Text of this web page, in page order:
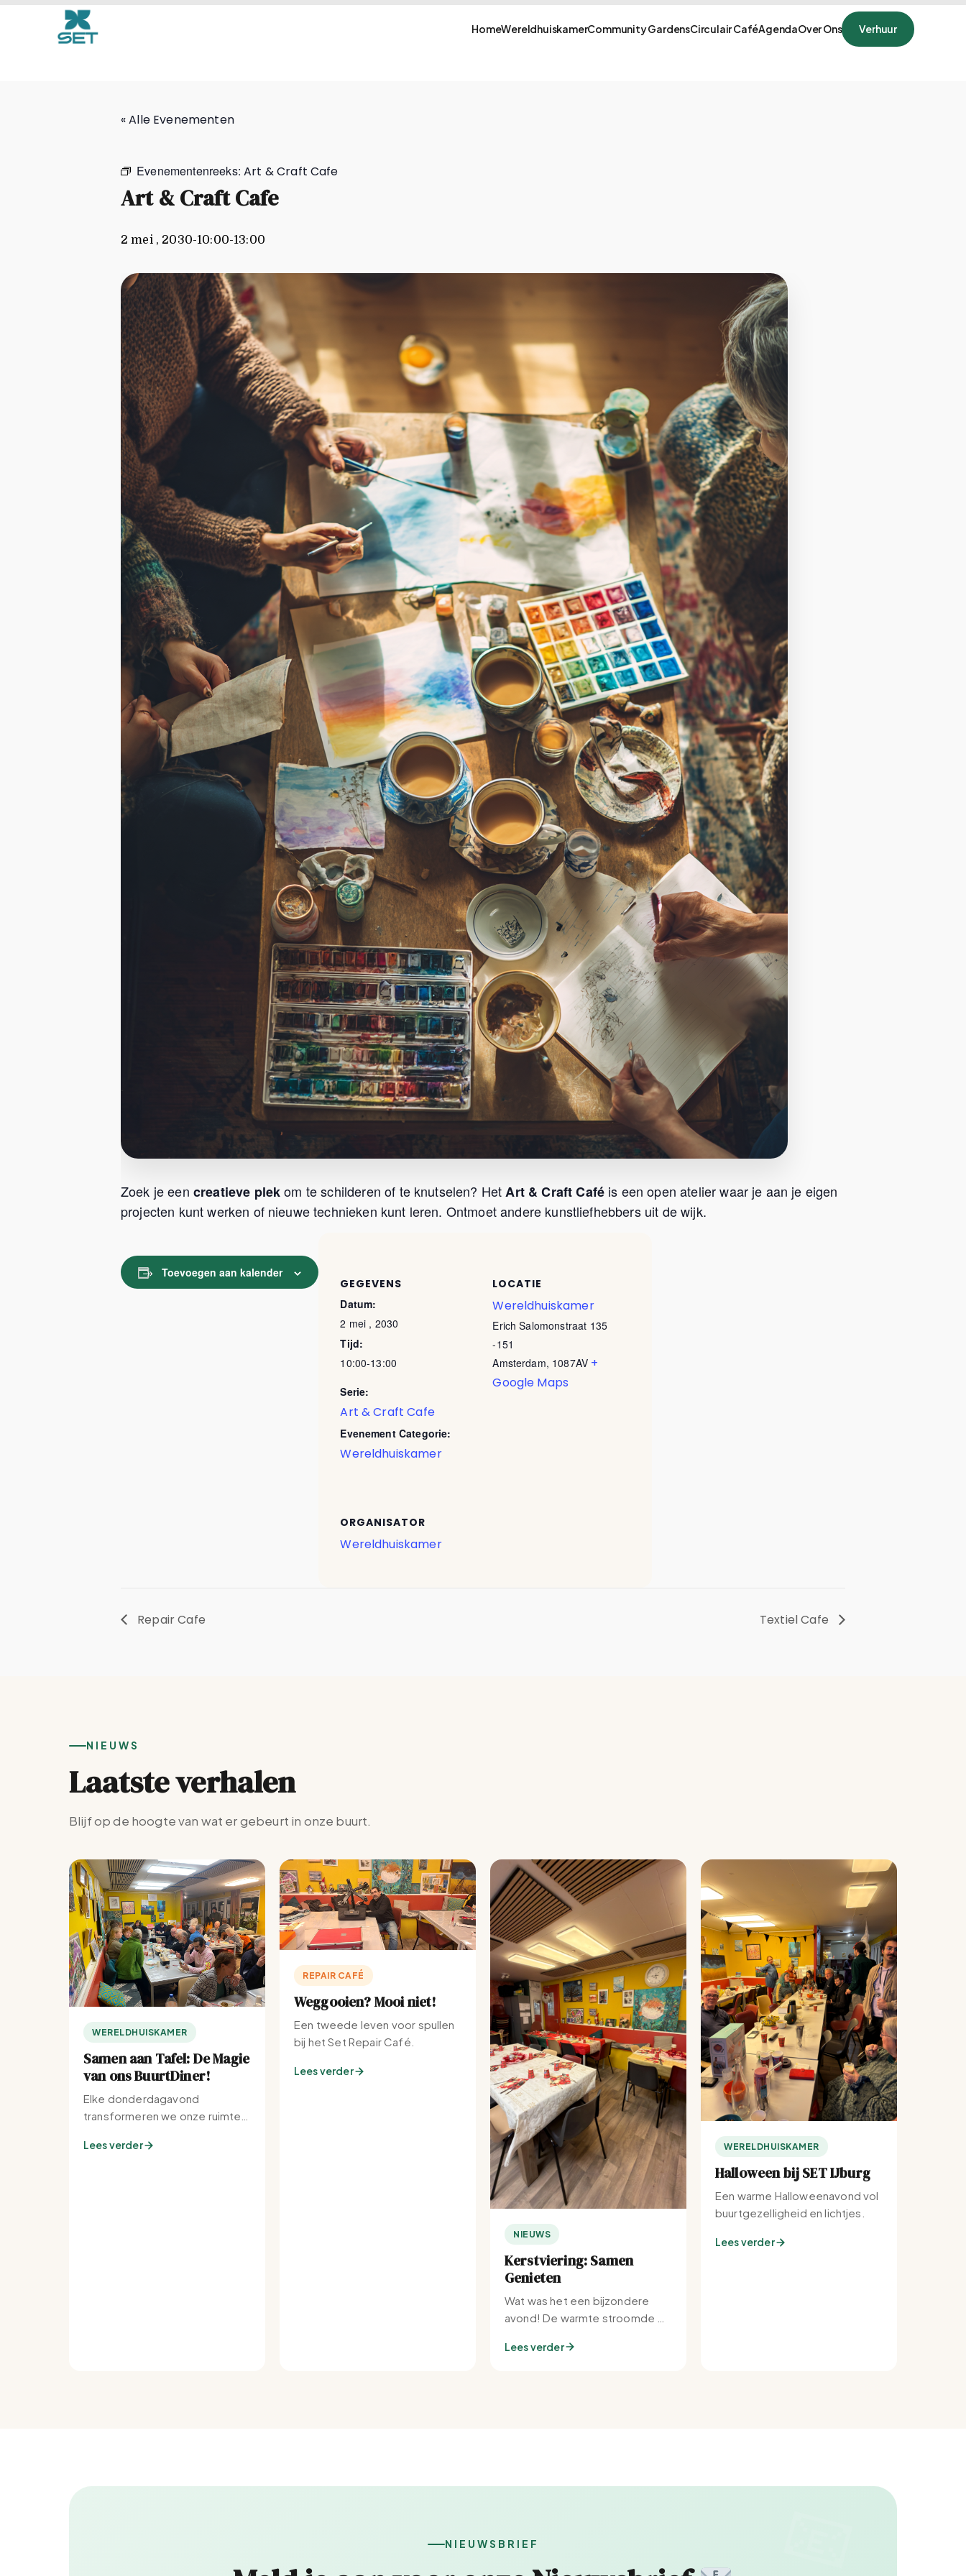
HomeWereldhuiskamerCommunity GardensCirculair CaféAgendaOver Ons Verhuur
Art & Craft Cafe
« Alle Evenementen
Evenementenreeks:Art & Craft Cafe
Art & Craft Cafe
2 mei , 2030-10:00-13:00
Zoek je een creatieve plekom te schilderen of te knutselen? Het Art & Craft Caféis een open atelier waar je aan je eigen
projecten kunt werken of nieuwe technieken kunt leren. Ontmoet andere kunstliefhebbers uit de wijk.
Toevoegen aan kalender
GEGEVENS
Datum:
2 mei , 2030
Tijd:
10:00-13:00
Serie:
Art & Craft Cafe
Evenement Categorie:
Wereldhuiskamer
LOCATIE
Wereldhuiskamer
Erich Salomonstraat 135
-151
Amsterdam, 1087AV +
Google Maps
ORGANISATOR
Wereldhuiskamer
Repair Cafe Textiel Cafe
NIEUWS
Laatste verhalen
Blijf op de hoogte van wat er gebeurt in onze buurt.
WERELDHUISKAMER
Samen aan Tafel: De Magie
van ons BuurtDiner!
Elke donderdagavond
transformeren we onze ruimte
buurt.
Lees verder
REPAIR CAFÉ
Weggooien? Mooi niet!
Een tweede leven voor spullen
bij het Set Repair Café.
Lees verder
NIEUWS
Kerstviering: Samen
Genieten
Wat was het een bijzondere
avond! De warmte stroomde bij
Lees verder
WERELDHUISKAMER
Halloween bij SET IJburg
Een warme Halloweenavond vol
buurtgezelligheid en lichtjes.
Lees verder
NIEUWSBRIEF